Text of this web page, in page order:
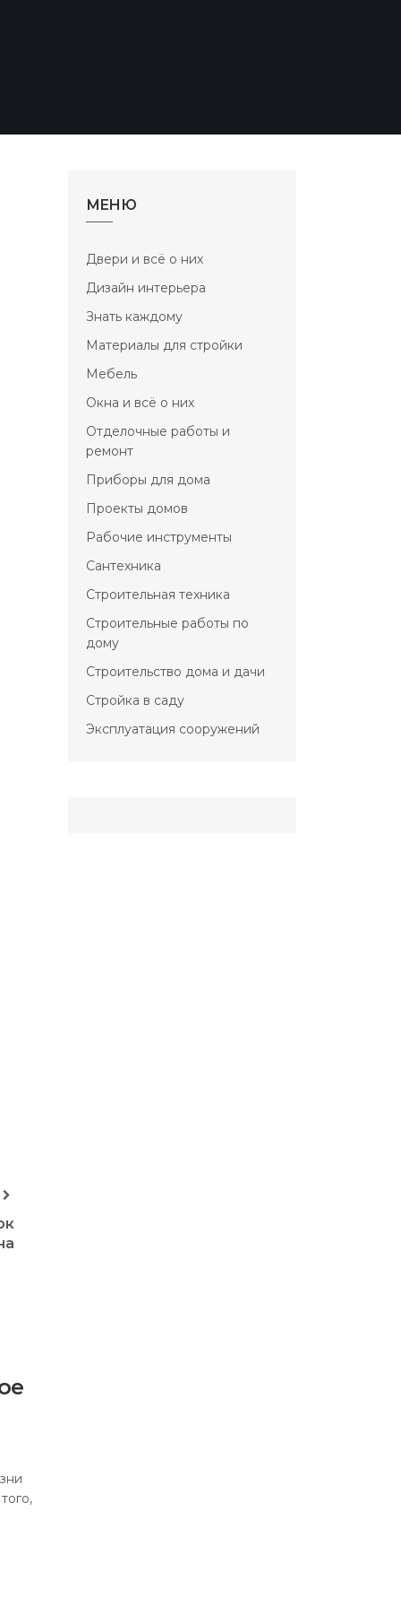
МЕНЮ
Двери и всё о них
Дизайн интерьера
Знать каждому
Материалы для стройки
Мебель
Окна и всё о них
Отделочные работы и
ремонт
Приборы для дома
Проекты домов
Рабочие инструменты
Сантехника
Строительная техника
Строительные работы по
дому
Строительство дома и дачи
Стройка в саду
Эксплуатация сооружений